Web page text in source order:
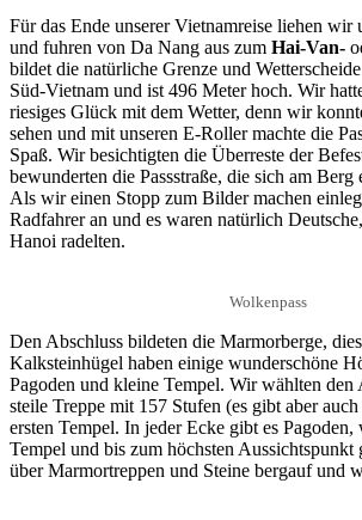
Für das Ende unserer Vietnamreise liehen wir
und fuhren von Da Nang aus zum Hai-Van-
bildet die natürliche Grenze und
Süd-Vietnam und ist 496 Meter hoch. Wir
riesiges Glück mit dem Wetter, denn wir
sehen und mit unseren E-Roller machte die
Spaß. Wir besichtigten die Überreste der
bewunderten die Passstraße, die sich am Berg
Als wir einen Stopp zum Bilder machen
Radfahrer an und es waren natürlich
Hanoi radelten.
Wolkenpass
Den Abschluss bildeten die Marmorberge,
Kalksteinhügel haben einige wunderschöne
Pagoden und kleine Tempel. Wir wählten den
steile Treppe mit 157 Stufen (es gibt aber
ersten Tempel. In jeder Ecke gibt es
Tempel und bis zum höchsten Aussichtspunkt
über Marmortreppen und Steine bergauf und